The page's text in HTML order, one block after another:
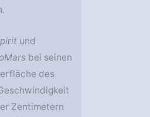
und
bei seinen
des
Zentimetern